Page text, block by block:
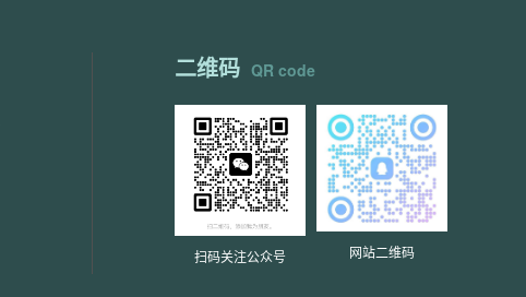
二维码 QR code
扫码关注公众号 网站二维码